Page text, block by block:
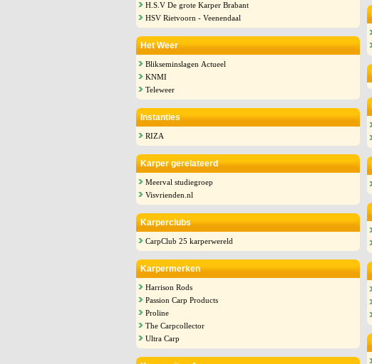
H.S.V De grote Karper Brabant
HSV Rietvoorn - Veenendaal
Het Weer
Blikseminslagen Actueel
KNMI
Teleweer
Instanties
RIZA
Karper gerelateerd
Meerval studiegroep
Visvrienden.nl
Karperclubs
CarpClub 25 karperwereld
Karpermerken
Harrison Rods
Passion Carp Products
Proline
The Carpcollector
Ultra Carp